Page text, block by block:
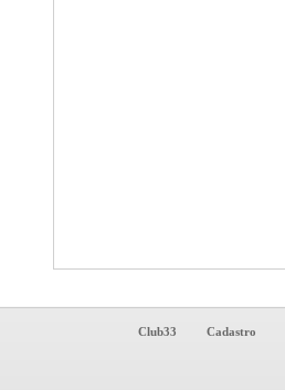
Club33 Cadastro